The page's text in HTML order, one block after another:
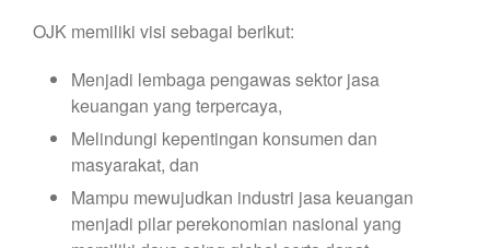
OJK memiliki visi sebagai berikut:
Menjadi lembaga pengawas sektor jasa
keuangan yang terpercaya,
Melindungi kepentingan konsumen dan
masyarakat, dan
Mampu mewujudkan industri jasa keuangan
menjadi pilar perekonomian nasional yang